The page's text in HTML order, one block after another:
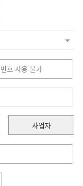
사업자